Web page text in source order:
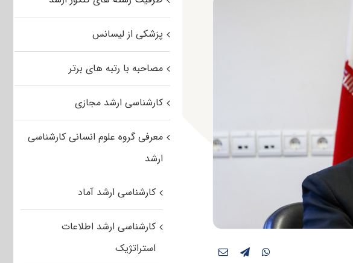
پزشکی از لیسانس
مصاحبه با رتبه های برتر
کارشناسی ارشد مجازی
معرفی گروه علوم انسانی کارشناسی
ارشد
کارشناسی ارشد آماد
کارشناسی ارشد اطلاعات
استراتژیک